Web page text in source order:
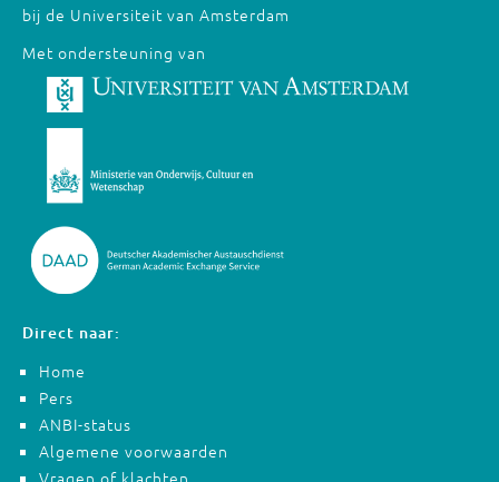
bij de Universiteit van Amsterdam
Met ondersteuning van
Direct naar:
Home
Pers
ANBI-status
Algemene voorwaarden
Vragen of klachten